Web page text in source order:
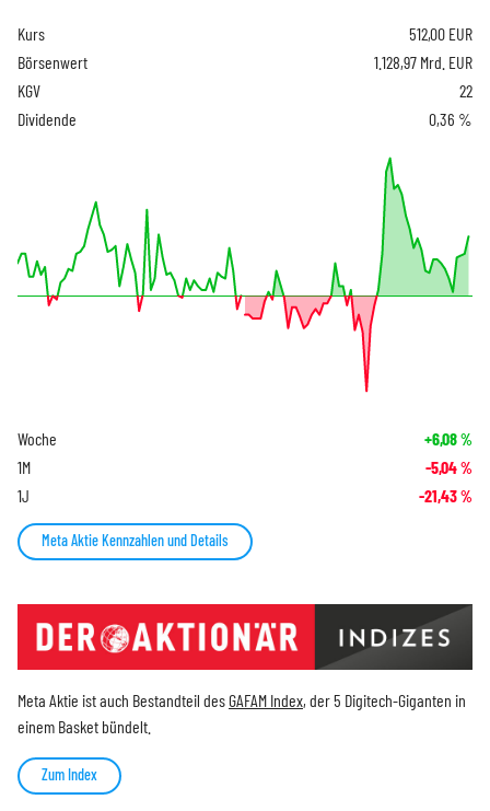
Kurs 512,00 EUR
Börsenwert
1.128,97 Mrd. EUR
KGV
22
Dividende
0,36 %
Woche +6,08%
1M -5,04%
1J -21,43%
Meta Aktie Kennzahlen und Details
Meta Aktie ist auch Bestandteil desGAFAM Index, der 5 Digitech-Giganten in
einem Basket bündelt.
Zum Index